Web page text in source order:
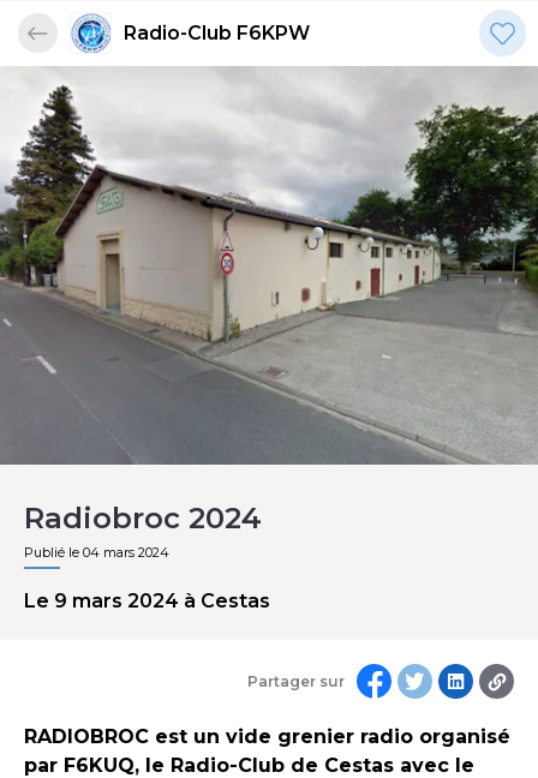
Radio-Club F6KPW
Radiobroc 2024
Publié le 04 mars 2024
Partager sur
Le 9 mars 2024 à Cestas
RADIOBROC est un vide grenier radio organisé
par F6KUQ, le Radio-Club de Cestas avec le